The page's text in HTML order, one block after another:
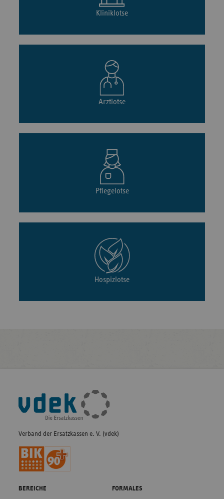
Kliniklotse
Arztlotse
Pflegelotse
Hospizlotse
Fußleisten-
Navigation
Verband der Ersatzkassen e. V. (vdek)
BEREICHE FORMALES